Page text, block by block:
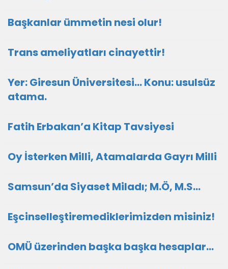
Başkanlar ümmetin nesi olur!
Trans ameliyatları cinayettir!
Yer: Giresun Üniversitesi… Konu: usulsüz
atama.
Fatih Erbakan’a Kitap Tavsiyesi
Oy İsterken Milli, Atamalarda Gayrı Milli
Samsun’da Siyaset Miladı; M.Ö, M.S…
Eşcinselleştiremediklerimizden misiniz!
OMÜ üzerinden başka başka hesaplar…